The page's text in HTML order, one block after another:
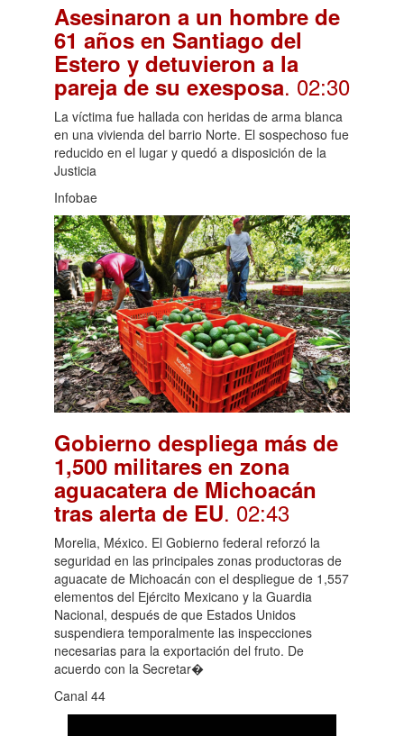
Asesinaron a un hombre de
61 años en Santiago del
Estero y detuvieron a la
pareja de su exesposa. 02:30
La víctima fue hallada con heridas de arma blanca
en una vivienda del barrio Norte. El sospechoso fue
reducido en el lugar y quedó a disposición de la
Justicia
Infobae
Gobierno despliega más de
1,500 militares en zona
aguacatera de Michoacán
tras alerta de EU. 02:43
Morelia, México. El Gobierno federal reforzó la
seguridad en las principales zonas productoras de
aguacate de Michoacán con el despliegue de 1,557
elementos del Ejército Mexicano y la Guardia
Nacional, después de que Estados Unidos
suspendiera temporalmente las inspecciones
necesarias para la exportación del fruto. De
acuerdo con la Secretar�
Canal 44